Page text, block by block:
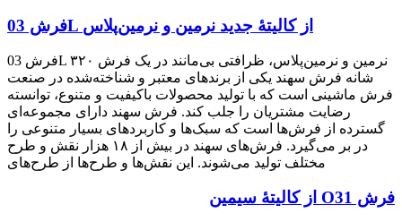
فرش 03L از کالیتۀ جدید نرمین و نرمین‌پلاس
فرش 03L نرمین و نرمین‌پلاس، ظرافتی بی‌مانند در یک فرش ۳۲۰
شانه فرش سهند یکی از برندهای معتبر و شناخته‌شده در صنعت
فرش ماشینی است که با تولید محصولات باکیفیت و متنوع، توانسته
رضایت مشتریان را جلب کند. فرش سهند دارای مجموعه‌ای
گسترده از فرش‌ها است که سبک‌ها و کاربردهای بسیار متنوعی را
در بر می‌گیرد. فرش‌های سهند در بیش از ۱۸ هزار نقش و طرح
مختلف تولید می‌شوند. این نقش‌ها و طرح‌ها از طرح‌های
فرش O31 از کالیتۀ سیمین